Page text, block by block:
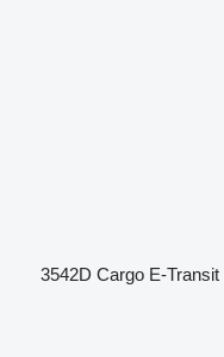
3542D Cargo E-Transit